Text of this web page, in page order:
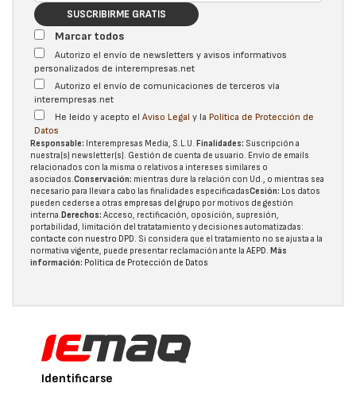
SUSCRIBIRME GRATIS
Marcar todos
Autorizo el envío de newsletters y avisos informativos
personalizados de interempresas.net
Autorizo el envío de comunicaciones de terceros vía
interempresas.net
He leído y acepto el Aviso Legal y la Política de Protección de
Datos
Responsable: Interempresas Media, S.L.U. Finalidades: Suscripción a
nuestra(s) newsletter(s). Gestión de cuenta de usuario. Envío de emails
relacionados con la misma o relativos a intereses similares o
asociados.Conservación: mientras dure la relación con Ud., o mientras sea
necesario para llevar a cabo las finalidades especificadasCesión: Los datos
pueden cederse a otras empresas del grupo por motivos de gestión
interna.Derechos: Acceso, rectificación, oposición, supresión,
portabilidad, limitación del tratatamiento y decisiones automatizadas:
contacte con nuestro DPD. Si considera que el tratamiento no se ajusta a la
normativa vigente, puede presentar reclamación ante la AEPD. Más
información: Política de Protección de Datos
Identificarse